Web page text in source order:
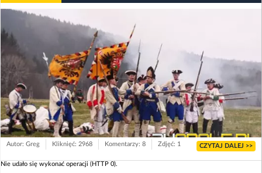
Autor: Greg Kliknięć: 2968 Komentarzy: 8 Zdjęć: 1 CZYTAJ DALEJ >>
Nie udało się wykonać operacji (HTTP 0).